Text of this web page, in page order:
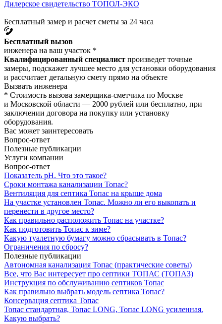
Дилерское свидетельство ТОПОЛ-ЭКО
Бесплатный замер и расчет сметы за 24 часа
Бесплатный вызов
инженера на ваш участок *
Квалифицированный специалист произведет точные
замеры, подскажет лучшее место для установки оборудования
и рассчитает детальную смету прямо на объекте
Вызвать инженера
* Стоимость вызова замерщика-сметчика по Москве
и Московской области — 2000 рублей или бесплатно, при
заключении договора на покупку или установку
оборудования.
Вас может заинтересовать
Вопрос-ответ
Полезные публикации
Услуги компании
Вопрос-ответ
Показатель рН. Что это такое?
Сроки монтажа канализации Топас?
Вентиляция для септика Топас на крыше дома
На участке установлен Топас. Можно ли его выкопать и
перенести в другое место?
Как правильно расположить Топас на участке?
Как подготовить Топас к зиме?
Какую туалетную бумагу можно сбрасывать в Топас?
Ограничения по сбросу?
Полезные публикации
Автономная канализация Топас (практические советы)
Все, что Вас интересует про септики ТОПАС (ТОПАЗ)
Инструкция по обслуживанию септиков Топас
Как правильно выбрать модель септика Топас?
Консервация септика Топас
Топас стандартная, Топас LONG, Топас LONG усиленная.
Какую выбрать?